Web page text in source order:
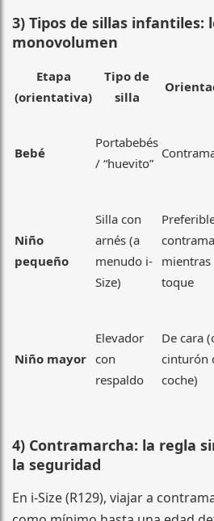
3) Tipos de sillas infantiles:
monovolumen
Etapa
(orientativa)
Tipo de
silla
Bebé
Portabebés
/ “huevito”
Niño
pequeño
Silla con
arnés (a
menudo i-
Size)
mientras
toque
Niño mayor
Elevador
con
respaldo
De cara
cinturón
coche)
4) Contramarcha: la regla
la seguridad
En i-Size (R129), viajar a